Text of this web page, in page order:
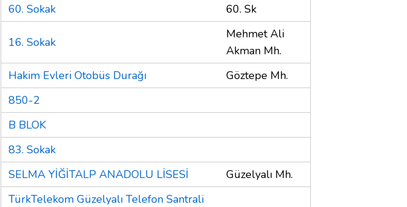
60. Sokak
60. Sk
16. Sokak
Mehmet Ali
Akman Mh.
Hakim Evleri Otobüs Durağı
Göztepe Mh.
850-2
B BLOK
83. Sokak
SELMA YİĞİTALP ANADOLU LİSESİ
Güzelyalı Mh.
TürkTelekom Güzelyalı Telefon Santrali